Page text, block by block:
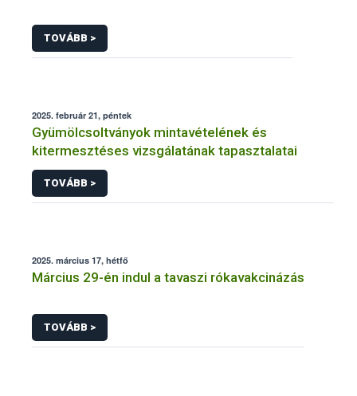
TOVÁBB >
2025. február 21, péntek
Gyümölcsoltványok mintavételének és
kitermesztéses vizsgálatának tapasztalatai
TOVÁBB >
2025. március 17, hétfő
Március 29-én indul a tavaszi rókavakcinázás
TOVÁBB >